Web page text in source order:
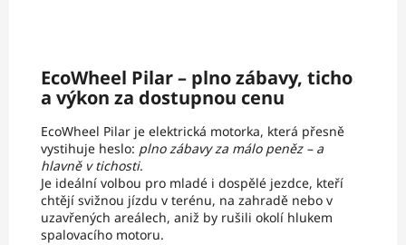
EcoWheel Pilar – plno zábavy, ticho
a výkon za dostupnou cenu
EcoWheel Pilar je elektrická motorka, která přesně
vystihuje heslo: plno zábavy za málo peněz – a
hlavně v tichosti.
Je ideální volbou pro mladé i dospělé jezdce, kteří
chtějí svižnou jízdu v terénu, na zahradě nebo v
uzavřených areálech, aniž by rušili okolí hlukem
spalovacího motoru.